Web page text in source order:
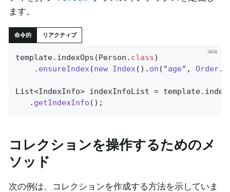
ます。
命令的 リアクティブ
template.indexOps(Person . class)
    .
ensureIndex(new Index(). on ("age", Order.
List<IndexInfo> indexInfoList =
   .
getIndexInfo () ;
コレクションを操作するためのメ
ソッド
次の例は、コレクションを作成する方法を示していま